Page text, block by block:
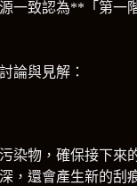
一致認為**「第一
論與見解：
染物，確保接下來
，還會產生新的刮